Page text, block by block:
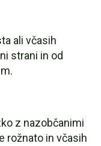
ali včasih
strani in od
z nazobčanimi
rožnato in včasih